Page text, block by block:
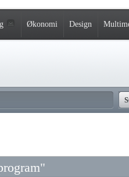
Økonomi Design